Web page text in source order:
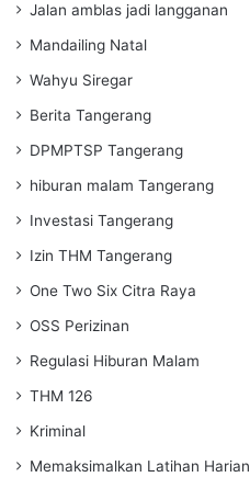
Jalan amblas jadi langganan
Mandailing Natal
Wahyu Siregar
Berita Tangerang
DPMPTSP Tangerang
hiburan malam Tangerang
Investasi Tangerang
Izin THM Tangerang
One Two Six Citra Raya
OSS Perizinan
Regulasi Hiburan Malam
THM 126
Kriminal
Memaksimalkan Latihan Harian